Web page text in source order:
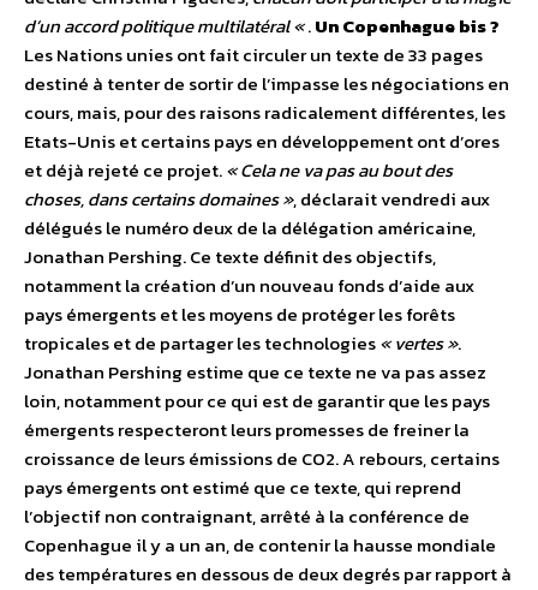
d’un accord politique multilatéral «.Un Copenhague bis ?
Les Nations unies ont fait circuler un texte de 33 pages
destiné à tenter de sortir de l’impasse les négociations en
cours, mais, pour des raisons radicalement différentes, les
Etats-Unis et certains pays en développement ont d’ores
et déjà rejeté ce projet.« Cela ne va pas au bout des
choses, dans certains domaines », déclarait vendredi aux
délégués le numéro deux de la délégation américaine,
Jonathan Pershing. Ce texte définit des objectifs,
notamment la création d’un nouveau fonds d’aide aux
pays émergents et les moyens de protéger les forêts
tropicales et de partager les technologies« vertes ».
Jonathan Pershing estime que ce texte ne va pas assez
loin, notamment pour ce qui est de garantir que les pays
émergents respecteront leurs promesses de freiner la
croissance de leurs émissions de CO2. A rebours, certains
pays émergents ont estimé que ce texte, qui reprend
l’objectif non contraignant, arrêté à la conférence de
Copenhague il y a un an, de contenir la hausse mondiale
des températures en dessous de deux degrés par rapport à